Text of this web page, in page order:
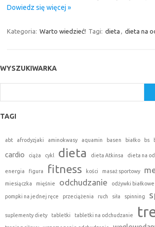
Dowiedz się więcej »
Kategoria: Warto wiedzieć! Tagi: dieta , dieta na
WYSZUKIWARKA
TAGI
abt afrodyzjaki aminokwasy aquamin basen białko bs
cardio ciąża cykl dieta dieta Atkinsa dieta na
energia figura fitness kości masaż sportowy
miesiączka mięśnie odchudzanie odżywki białkowe
pompki na jednej ręce przeciążenia ruch siła spinning
suplementy diety tabletki tabletki na odchudzanie